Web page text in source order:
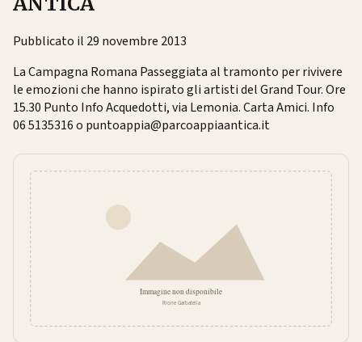
Pubblicato il 29 novembre 2013
La Campagna Romana Passeggiata al tramonto per rivivere
le emozioni che hanno ispirato gli artisti del Grand Tour. Ore
15.30 Punto Info Acquedotti, via Lemonia. Carta Amici. Info
06 5135316 o puntoappia@parcoappiaantica.it